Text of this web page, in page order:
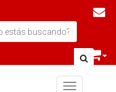
Toggle